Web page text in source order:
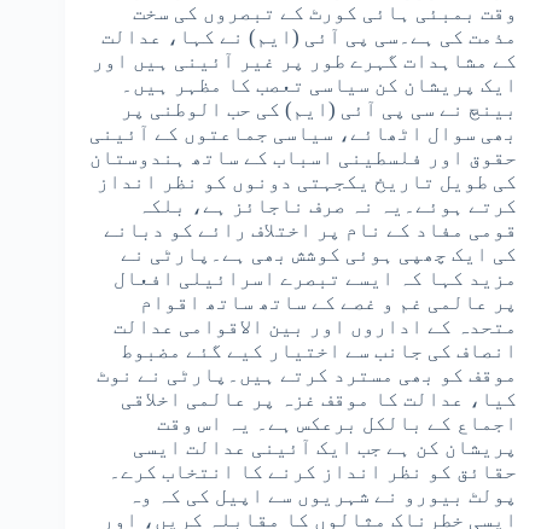
وقت بمبئی ہائی کورٹ کے تبصروں کی سخت
مذمت کی ہے۔سی پی آئی (ایم) نے کہا، عدالت
کے مشاہدات گہرے طور پر غیر آئینی ہیں اور
ایک پریشان کن سیاسی تعصب کا مظہر ہیں۔
بینچ نے سی پی آئی (ایم) کی حب الوطنی پر
بھی سوال اٹھائے، سیاسی جماعتوں کے آئینی
حقوق اور فلسطینی اسباب کے ساتھ ہندوستان
کی طویل تاریخ یکجہتی دونوں کو نظر انداز
کرتے ہوئے۔یہ نہ صرف ناجائز ہے، بلکہ
قومی مفاد کے نام پر اختلاف رائے کو دبانے
کی ایک چھپی ہوئی کوشش بھی ہے۔پارٹی نے
مزید کہا کہ ایسے تبصرے اسرائیلی افعال
پر عالمی غم و غصے کے ساتھ ساتھ اقوام
متحدہ کے اداروں اور بین الاقوامی عدالت
انصاف کی جانب سے اختیار کیے گئے مضبوط
موقف کو بھی مسترد کرتے ہیں۔پارٹی نے نوٹ
کیا، عدالت کا موقف غزہ پر عالمی اخلاقی
اجماع کے بالکل برعکس ہے۔ یہ اس وقت
پریشان کن ہے جب ایک آئینی عدالت ایسی
حقائق کو نظر انداز کرنے کا انتخاب کرے۔
پولٹ بیورو نے شہریوں سے اپیل کی کہ وہ
ایسی خطرناک مثالوں کا مقابلہ کریں، اور